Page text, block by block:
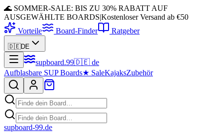
🌊 SOMMER-SALE: BIS ZU 30% RABATT AUF
AUSGEWÄHLTE BOARDS|Kostenloser Versand ab €50
Vorteile
Board-Finder Ratgeber
🇩🇪DE
supboard.99🇩🇪 de
Aufblasbare SUP Boards★ SaleKajaksZubehör
supboard-99.de